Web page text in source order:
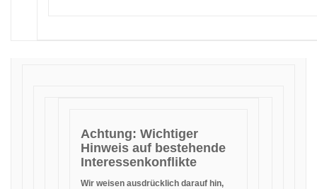
Achtung: Wichtiger
Hinweis auf bestehende
Interessenkonflikte
Wir weisen ausdrücklich darauf hin,